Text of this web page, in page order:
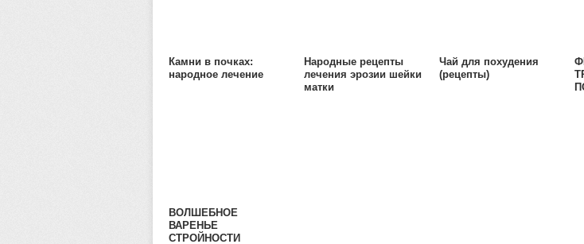
Камни в почках:
народное лечение
Народные рецепты
лечения эрозии шейки
матки
Чай для похудения
(рецепты)
ВОЛШЕБНОЕ
ВАРЕНЬЕ
СТРОЙНОСТИ